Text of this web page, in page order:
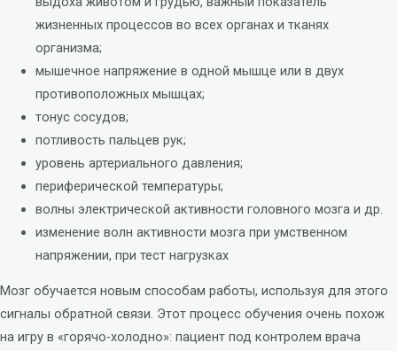
жизненных процессов во всех органах и тканях
организма;
мышечное напряжение в одной мышце или в двух
противоположных мышцах;
тонус сосудов;
потливость пальцев рук;
уровень артериального давления;
периферической температуры;
волны электрической активности головного мозга и др.
изменение волн активности мозга при умственном
напряжении, при тест нагрузках
Мозг обучается новым способам работы, используя для этого
сигналы обратной связи. Этот процесс обучения очень похож
на игру в «горячо-холодно»: пациент под контролем врача